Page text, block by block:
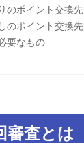
のポイント交換先
のポイント交換先
要なもの
審査とは